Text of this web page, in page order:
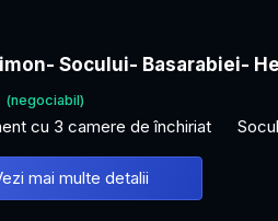
Socului- Basarabiei-
(negociabil)
cu 3 camere de închiriat
mai multe detalii